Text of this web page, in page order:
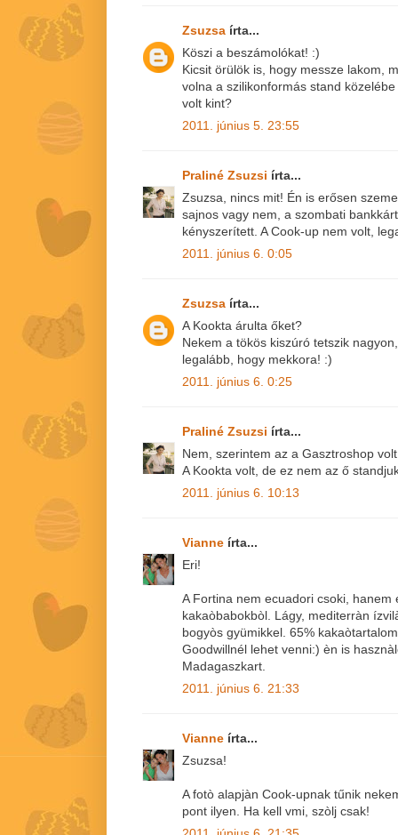
Zsuzsa írta...
Köszi a beszámolókat! :)
Kicsit örülök is, hogy messze lakom,
volna a szilikonformás stand
volt kint?
2011. június 5. 23:55
Praliné Zsuzsi írta...
Zsuzsa, nincs mit! Én is erősen
sajnos vagy nem, a szombati
kényszerített. A Cook-up nem volt,
2011. június 6. 0:05
Zsuzsa írta...
A Kookta árulta őket?
Nekem a tökös kiszúró tetszik
legalább, hogy mekkora! :)
2011. június 6. 0:25
Praliné Zsuzsi írta...
Nem, szerintem az a Gasztroshop
A Kookta volt, de ez nem az ő
2011. június 6. 10:13
Vianne írta...
Eri!
A Fortina nem ecuadori csoki,
kakaòbabokbòl. Lágy, mediterràn
bogyòs gyümikkel. 65%
Goodwillnél lehet venni:) èn is
Madagaszkart.
2011. június 6. 21:33
Vianne írta...
Zsuzsa!
A fotò alapjàn Cook-upnak tűnik
pont ilyen. Ha kell vmi, szòlj csak!